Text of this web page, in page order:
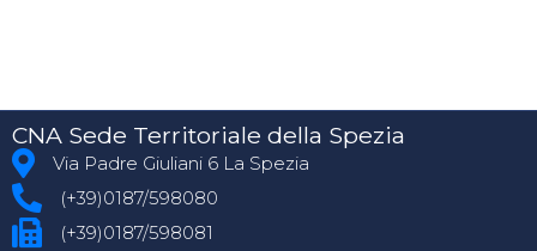
CNA Sede Territoriale della Spezia
Via Padre Giuliani 6 La Spezia
(+39)0187/598080
(+39)0187/598081